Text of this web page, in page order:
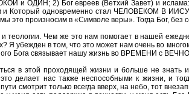
и ОДИН; 2) Бог евреев (Ветхий Завет) и
и Который одновременно стал ЧЕЛОВЕКОМ
произносим в «Символе веры». Тогда Бог,
теологии. Чем же это нам помогает в нашей
Я убежден в том, что это может нам очень во
Бога связывает нашу жизнь во ВРЕМЕНИ с
в этой проходящей жизни и больше не
делает нас также неспособными к жизни, и
смотрит только всегда вверх, на небо, тот